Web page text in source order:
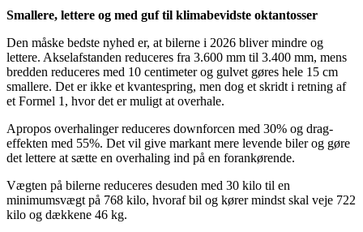
Smallere, lettere og med guf til klimabevidste oktantosser
Den måske bedste nyhed er, at bilerne i 2026 bliver mindre og
lettere. Akselafstanden reduceres fra 3.600 mm til 3.400 mm, mens
bredden reduceres med 10 centimeter og gulvet gøres hele 15 cm
smallere. Det er ikke et kvantespring, men dog et skridt i retning af
et Formel 1, hvor det er muligt at overhale.
Apropos overhalinger reduceres downforcen med 30% og drag-
effekten med 55%. Det vil give markant mere levende biler og gøre
det lettere at sætte en overhaling ind på en forankørende.
Vægten på bilerne reduceres desuden med 30 kilo til en
minimumsvægt på 768 kilo, hvoraf bil og kører mindst skal veje 722
kilo og dækkene 46 kg.